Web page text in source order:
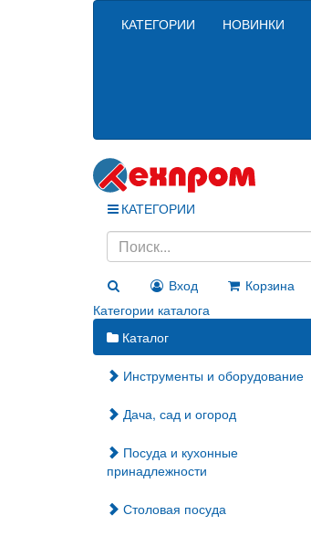
КАТЕГОРИИ НОВИНКИ
КАТЕГОРИИ
Вход
Корзина
Категории каталога
Каталог
Инструменты и оборудование
Дача, сад и огород
Посуда и кухонные
принадлежности
Столовая посуда